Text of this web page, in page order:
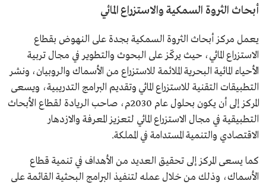
أبحاث الثروة السمكية والاستزراع المائي
يعمل مركز أبحاث الثروة السمكية بجدة على النهوض بقطاع
الاستزراع المائي، حيث يركّز على البحوث والتطوير في مجال تربية
الأحياء المائية البحرية الملائمة للاستزراع من الأسماك والروبيان، ونشر
التطبيقات التقنية للاستزراع المائي وتقديم البرامج التدريبية، ويسعى
المركز إلى أن يكون بحلول عام 2030م، صاحب الريادة لقطاع الأبحاث
التطبيقية في مجال الاستزراع المائي لتعزيز المعرفة والازدهار
الاقتصادي والتنمية المستدامة في المملكة.
كما يسعى المركز إلى تحقيق العديد من الأهداف في تنمية قطاع
الأسماك، وذلك من خلال عمله لتنفيذ البرامج البحثية القائمة على